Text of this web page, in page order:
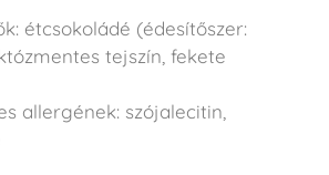
étcsokoládé (édesítőszer:
tejszín, fekete
allergének: szójalecitin,